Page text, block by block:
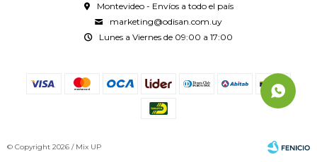
Montevideo - Envíos a todo el país
marketing@odisan.com.uy
Lunes a Viernes de 09:00 a 17:00
© Copyright 2026 / Mix UP